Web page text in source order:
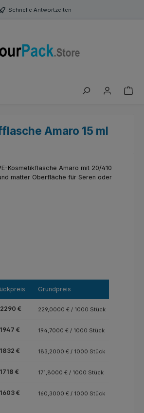
Schnelle Antwortzeiten
Amaro 15 ml
Grundpreis
€ 229,0000 € / 1000 Stück
€ 194,7000 € / 1000 Stück
€ 183,2000 € / 1000 Stück
€ 171,8000 € / 1000 Stück
€ 160,3000 € / 1000 Stück